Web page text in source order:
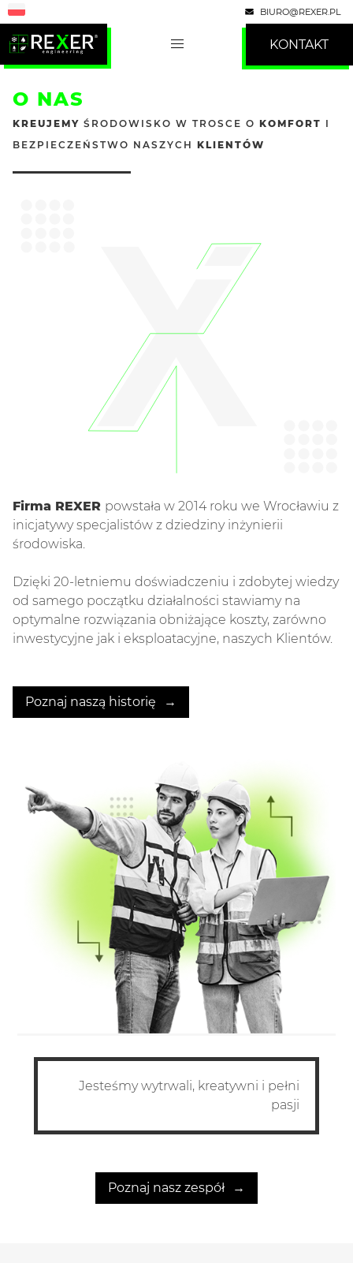
BIURO@REXER.PL
KONTAKT
O NAS
KREUJEMY ŚRODOWISKO W TROSCE O KOMFORT I
BEZPIECZEŃSTWO NASZYCH KLIENTÓW
Firma REXER powstała w 2014 roku we Wrocławiu z
inicjatywy specjalistów z dziedziny inżynierii
środowiska.
Dzięki 20-letniemu doświadczeniu i zdobytej wiedzy
od samego początku działalności stawiamy na
optymalne rozwiązania obniżające koszty, zarówno
inwestycyjne jak i eksploatacyjne, naszych Klientów.
Poznaj naszą historię
Jesteśmy wytrwali, kreatywni i pełni
pasji
Poznaj nasz zespół